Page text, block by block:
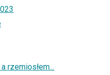
rzemiosłem...